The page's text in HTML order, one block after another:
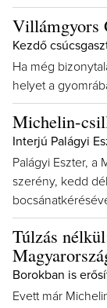
Villámgyors
Kezdő
Ha még
helyet a
Michelin-
Interjú Palágyi
Palágyi Eszter, a
szerény, kedd
Túlzás
Borokban is
Evett már